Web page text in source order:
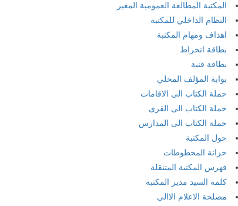
المكتبة المطالعة العمومية المغير
النظام الداخلي للمكتبة
اهداف ومهام المكتبة
بطاقة انخراط
بطاقة فنية
بوابة المؤلف المحلي
حملة الكتاب الى الاقامات
حملة الكتاب الى القرى
حملة الكتاب الى المدارس
حول المكتبة
خزانة المخطوطات
فهرس المكتبة المتنقلة
كلمة السيد مدير المكتبة
مصلحة الاعلام الاالي